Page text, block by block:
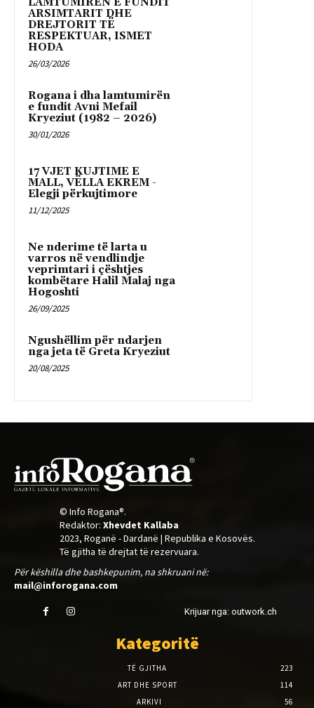
ARSIMTARIT DHE
DREJTORIT TË
RESPEKTUAR, ISMET
HODA
26/03/2026
Rogana i dha lamtumirën
e fundit Avni Mefail
Kryeziut (1982 – 2026)
30/01/2026
17 VJET KUJTIME E
MALL, VËLLA EKREM -
Elegji përkujtimore
11/12/2025
Ne nderime të larta u
varros në vendlindje
veprimtari i çështjes
kombëtare Halil Malaj nga
Hogoshti
26/09/2025
Ngushëllim për ndarjen
nga jeta të Greta Kryeziut
20/08/2025
© Info Rogana®.
Redaktor: Xhevdet Kallaba
2023, Roganë - Dardanë | Republika e Kosovës.
Të gjitha të drejtat të rezervuara.
Për këshilla dhe bashkepunim, na shkruani në:
mail@inforogana.com
Krijuar nga: outwork.ch
Kategoritë
TË GJITHA
223
ART DHE SPORT
114
ARKIVI
56